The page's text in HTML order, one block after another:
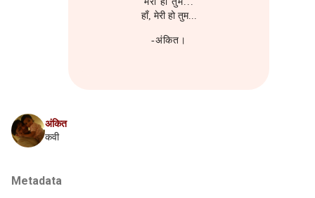
अंकित
कवी
Metadata
हाँ, मेरी हो तुम...
-अंकित।